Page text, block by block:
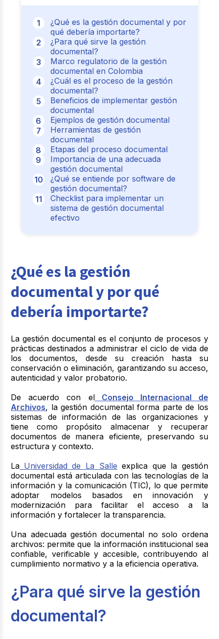
¿Qué es la gestión documental y por
qué debería importarte?
¿Para qué sirve la gestión
documental?
Marco regulatorio de la gestión
documental en Colombia
¿Cuál es el proceso de la gestión
documental?
Beneficios de implementar gestión
documental
Ejemplos de gestión documental
Herramientas de gestión
documental
Etapas del proceso documental
Importancia de una adecuada
gestión documental
¿Qué se entiende por software de
gestión documental?
Checklist para implementar un
sistema de gestión documental
efectivo
¿Qué es la gestión
documental y por qué
debería importarte?
Lagestión documental es el conjunto de procesos y
prácticas destinados aadministrar el ciclo de vida de
los documentos, desde su creación hasta su
conservación o eliminación, garantizando su acceso,
autenticidad y valor probatorio.
De acuerdo con elConsejo Internacional de
Archivos, la gestión documental forma parte de los
sistemas de información de las organizaciones y
tiene como propósito almacenar y recuperar
documentos de manera eficiente, preservando su
estructura y contexto.
La Universidad de La Salle explica que la gestión
documental está articulada con las tecnologías de la
información y la comunicación (TIC), lo que permite
adoptar modelos basados en innovación y
modernización para facilitar el acceso a la
información y fortalecer la transparencia.
Una adecuada gestión documental no solo ordena
archivos: permite que la información institucional sea
confiable, verificable y accesible, contribuyendo al
cumplimiento normativo y a la eficiencia operativa.
¿Para qué sirve la gestión
documental?